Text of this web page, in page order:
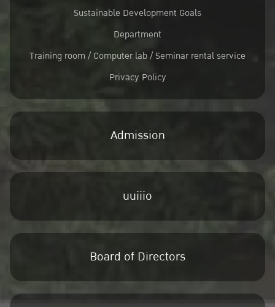
Sustainable Development Goals
Department
Training room / Computer lab / Seminar rental service
Privacy Policy
Admission
uuiiio
Board of Directors